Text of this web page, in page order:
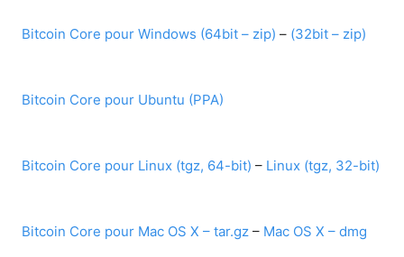
Bitcoin Core pour Windows (64bit – zip) – (32bit – zip)
Bitcoin Core pour Ubuntu (PPA)
Bitcoin Core pour Linux (tgz, 64-bit) – Linux (tgz, 32-bit)
Bitcoin Core pour Mac OS X – tar.gz – Mac OS X – dmg